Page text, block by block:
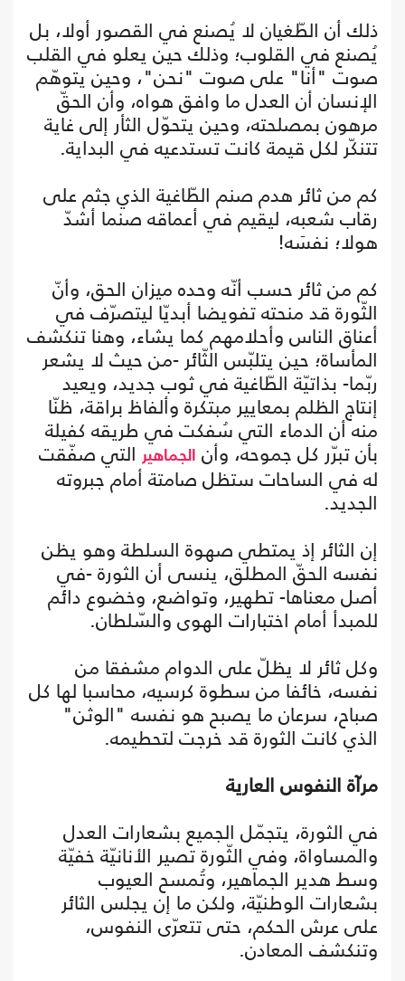
ذلك أن الطّغيان لا يُصنع في القصور أولا، بل
يُصنع في القلوب؛ وذلك حين يعلو في القلب
صوت "أنا" على صوت "نحن"، وحين يتوهّم
الإنسان أن العدل ما وافق هواه، وأن الحقّ
مرهون بمصلحته، وحين يتحوّل الثأر إلى غاية
تتنكّر لكل قيمة كانت تستدعيه في البداية.
كم من ثائر هدم صنم الطّاغية الذي جثم على
رقاب شعبه، ليقيم في أعماقه صنما أشدّ
هولا؛ نفسَه!
كم من ثائر حسب أنّه وحده ميزان الحق، وأنّ
الثّورة قد منحته تفويضا أبديّا ليتصرّف في
أعناق الناس وأحلامهم كما يشاء، وهنا تنكشف
المأساة؛ حين يتلبّس الثّائر -من حيث لا يشعر
ربّما- بذاتيّة الطّاغية في ثوب جديد، ويعيد
إنتاج الظلم بمعايير مبتكرة وألفاظ براقة، ظنّا
منه أن الدماء التي سُفكت في طريقه كفيلة
بأن تبرّر كل جموحه، وأن الجماهير التي صفّقت
له في الساحات ستظل صامتة أمام جبروته
الجديد.
إن الثائر إذ يمتطي صهوة السلطة وهو يظن
نفسه الحقّ المطلق، ينسى أن الثورة -في
أصل معناها- تطهير، وتواضع، وخضوع دائم
للمبدأ أمام اختبارات الهوى والسّلطان.
وكل ثائر لا يظلّ على الدوام مشفقا من
نفسه، خائفا من سطوة كرسيه، محاسبا لها كل
صباح، سرعان ما يصبح هو نفسه "الوثن"
الذي كانت الثورة قد خرجت لتحطيمه.
مرآة النفوس العارية
في الثورة، يتجمّل الجميع بشعارات العدل
والمساواة، وفي الثّورة تصير الأنانيّة خفيّة
وسط هدير الجماهير، وتُمسح العيوب
بشعارات الوطنيّة، ولكن ما إن يجلس الثائر
على عرش الحكم، حتى تتعرّى النفوس،
وتنكشف المعادن.